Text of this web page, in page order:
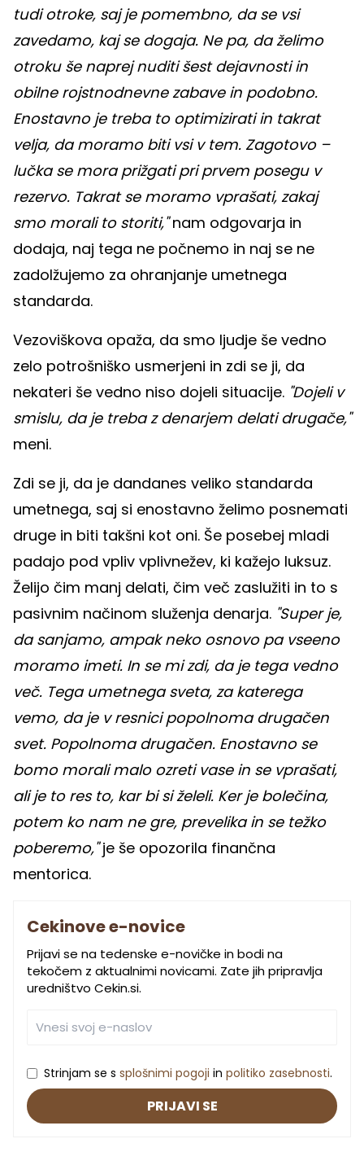
tudi otroke, saj je pomembno, da se vsi
zavedamo, kaj se dogaja. Ne pa, da želimo
otroku še naprej nuditi šest dejavnosti in
obilne rojstnodnevne zabave in podobno.
Enostavno je treba to optimizirati in takrat
velja, da moramo biti vsi v tem. Zagotovo –
lučka se mora prižgati pri prvem posegu v
rezervo. Takrat se moramo vprašati, zakaj
smo morali to storiti,"nam odgovarja in
dodaja, naj tega ne počnemo in naj se ne
zadolžujemo za ohranjanje umetnega
standarda.
Vezoviškova opaža, da smo ljudje še vedno
zelo potrošniško usmerjeni in zdi se ji, da
nekateri še vedno niso dojeli situacije. "Dojeli v
smislu, da je treba z denarjem delati drugače,"
meni.
Zdi se ji, da je dandanes veliko standarda
umetnega, saj si enostavno želimo posnemati
druge in biti takšni kot oni. Še posebej mladi
padajo pod vpliv vplivnežev, ki kažejo luksuz.
Želijo čim manj delati, čim več zaslužiti in to s
pasivnim načinom služenja denarja. "Super je,
da sanjamo, ampak neko osnovo pa vseeno
moramo imeti. In se mi zdi, da je tega vedno
več. Tega umetnega sveta, za katerega
vemo, da je v resnici popolnoma drugačen
svet. Popolnoma drugačen. Enostavno se
bomo morali malo ozreti vase in se vprašati,
ali je to res to, kar bi si želeli. Ker je bolečina,
potem ko nam ne gre, prevelika in se težko
poberemo,"je še opozorila finančna
mentorica.
Cekinove e-novice
Prijavi se na tedenske e-novičke in bodi na
tekočem z aktualnimi novicami. Zate jih pripravlja
uredništvo Cekin.si.
Strinjam se s splošnimi pogoji in politiko zasebnosti.
PRIJAVI SE